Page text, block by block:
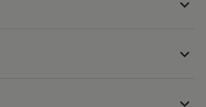
expand_more
expand_more